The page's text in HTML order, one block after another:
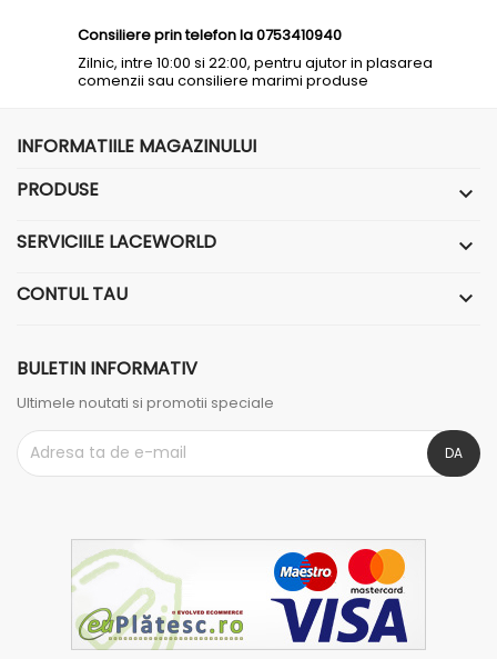
Consiliere prin telefon la 0753410940
Zilnic, intre 10:00 si 22:00, pentru ajutor in plasarea
comenzii sau consiliere marimi produse
INFORMATIILE MAGAZINULUI
PRODUSE

SERVICIILE LACEWORLD 
CONTUL TAU 
BULETIN INFORMATIV
Ultimele noutati si promotii speciale